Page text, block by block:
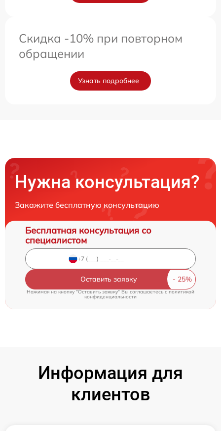
Скидка -10% при повторном
обращении
Узнать подробнее
Нужна консультация?
Закажите бесплатную консультацию
Бесплатная консультация со
специалистом
Оставить заявку
Нажимая на кнопку "Оставить заявку" Вы соглашаетесь cполитикой
конфиденциальности
Информация для
клиентов